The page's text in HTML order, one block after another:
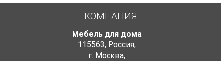
КОМПАНИЯ
Мебель для дома
115563, Россия,
г. Москва,